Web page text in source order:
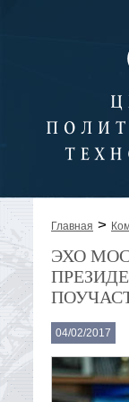
Главная >
ЭХО
04/02/2017